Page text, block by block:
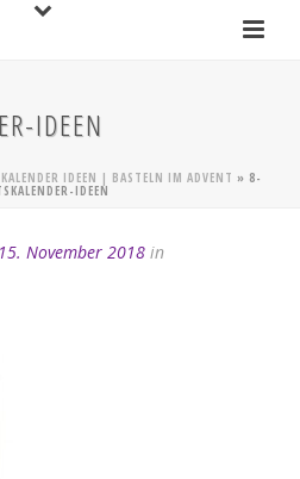
IDEEN
IDEEN | BASTELN IM ADVENT » 8-
IDEEN
15. November 2018 in